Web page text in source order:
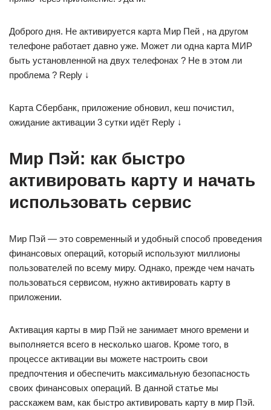
Доброго дня. Не активируется карта Мир Пей , на другом
телефоне работает давно уже. Может ли одна карта МИР
быть установленной на двух телефонах ? Не в этом ли
проблема ? Reply ↓
Карта Сбербанк, приложение обновил, кеш почистил,
ожидание активации 3 сутки идёт Reply ↓
Мир Пэй: как быстро
активировать карту и начать
использовать сервис
Мир Пэй — это современный и удобный способ проведения
финансовых операций, который используют миллионы
пользователей по всему миру. Однако, прежде чем начать
пользоваться сервисом, нужно активировать карту в
приложении.
Активация карты в мир Пэй не занимает много времени и
выполняется всего в несколько шагов. Кроме того, в
процессе активации вы можете настроить свои
предпочтения и обеспечить максимальную безопасность
своих финансовых операций. В данной статье мы
расскажем вам, как быстро активировать карту в мир Пэй.